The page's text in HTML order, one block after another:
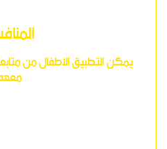
يمكن التطبيق الأطفال من